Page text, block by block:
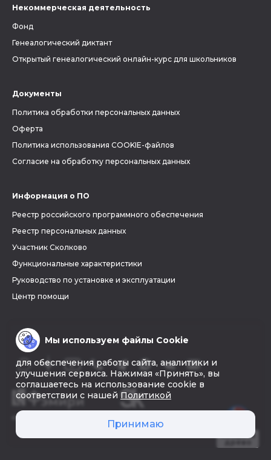
Некоммерческая деятельность
Фонд
Генеалогический диктант
Открытый генеалогический онлайн-курс для школьников
Документы
Политика обработки персональных данных
Оферта
Политика использования COOKIE-файлов
Согласие на обработку персональных данных
Информация о ПО
Реестр российского программного обеспечения
Реестр персональных данных
Участник Сколково
Функциональные характеристики
Руководство по установке и эксплуатации
Центр помощи
© 2026 «Фэмири»
Мы используем файлы Cookie
для обеспечения работы сайта, аналитики и
улучшения сервиса. Нажимая «Принять», вы
соглашаетесь на использование cookie в
соответствии с нашей Политикой
Принимаю
Создать